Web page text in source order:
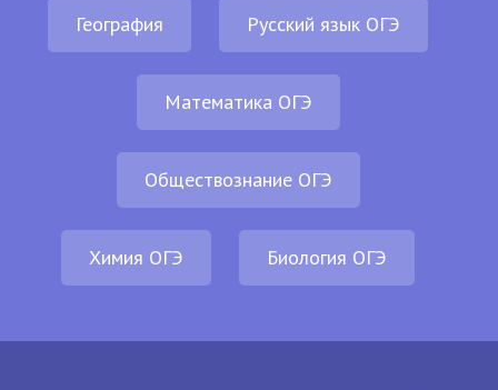
География Русский язык ОГЭ
Математика ОГЭ
Обществознание ОГЭ
Химия ОГЭ Биология ОГЭ